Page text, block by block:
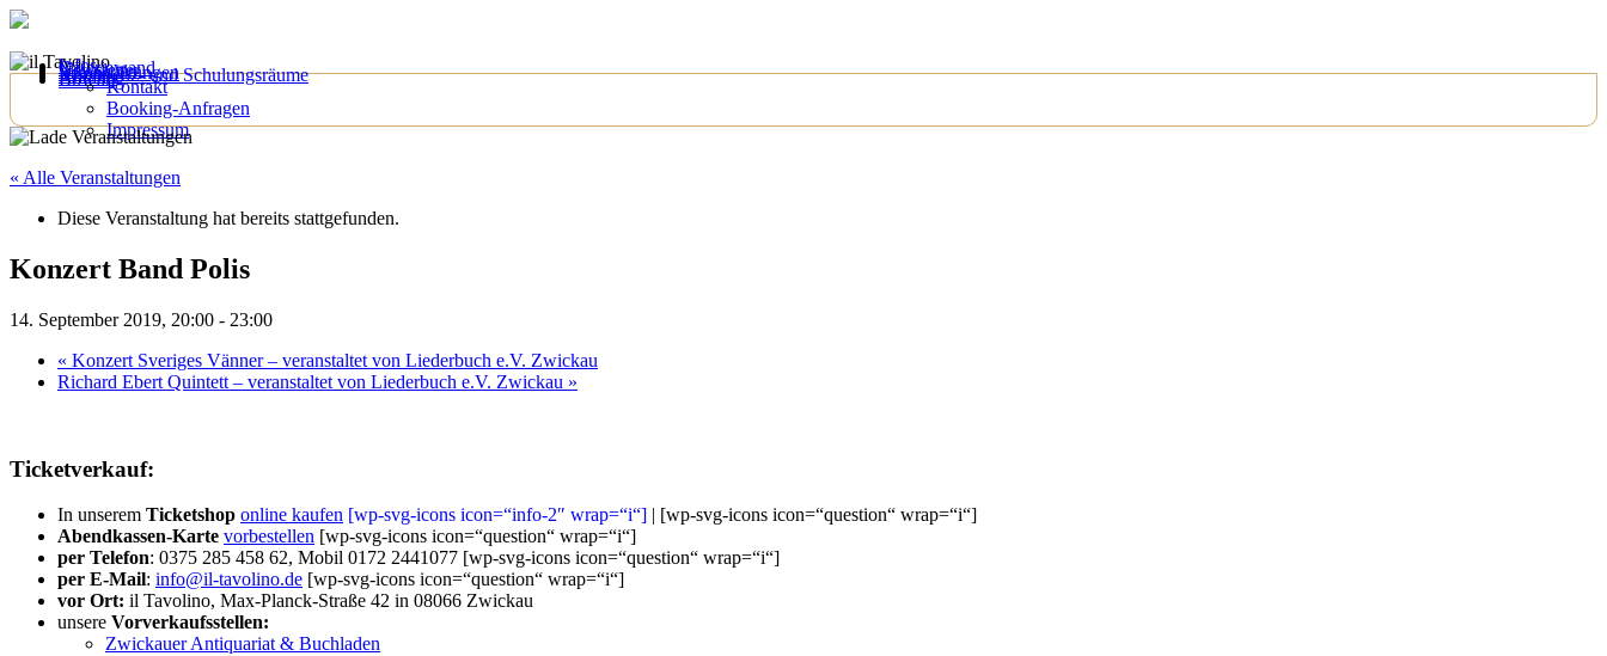
Bowling
Anfahrt
Konferenz- und Schulungsräume
Veranstaltungen
Newsletter
Galeriewand
Infos
Kontakt
Booking-Anfragen
Impressum
« Alle Veranstaltungen
Diese Veranstaltung hat bereits stattgefunden.
Konzert Band Polis
14. September 2019, 20:00 - 23:00
« Konzert Sveriges Vänner – veranstaltet von Liederbuch e.V. Zwickau
Richard Ebert Quintett – veranstaltet von Liederbuch e.V. Zwickau »
Ticketverkauf:
In unserem Ticketshop online kaufen [wp-svg-icons icon=“info-2″ wrap=“i“] | [wp-svg-icons icon=“question“ wrap=“i“]
Abendkassen-Karte vorbestellen [wp-svg-icons icon=“question“ wrap=“i“]
per Telefon: 0375 285 458 62, Mobil 0172 2441077 [wp-svg-icons icon=“question“ wrap=“i“]
per E-Mail: info@il-tavolino.de [wp-svg-icons icon=“question“ wrap=“i“]
vor Ort: il Tavolino, Max-Planck-Straße 42 in 08066 Zwickau
unsere Vorverkaufsstellen:
Zwickauer Antiquariat & Buchladen